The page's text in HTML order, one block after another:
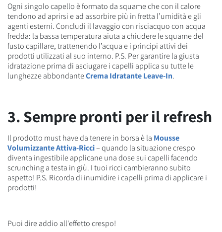
Ogni singolo capello è formato da squame che con il calore
tendono ad aprirsi e ad assorbire più in fretta l’umidità e gli
agenti esterni. Concludi il lavaggio con risciacquo con acqua
fredda: la bassa temperatura aiuta a chiudere le squame del
fusto capillare, trattenendo l’acqua e i principi attivi dei
prodotti utilizzati al suo interno. P.S. Per garantire la giusta
idratazione prima di asciugare i capelli applica su tutte le
lunghezze abbondanteCrema Idratante Leave-In.
3. Sempre pronti per il refresh
Il prodotto must have da tenere in borsa è la Mousse
Volumizzante Attiva-Ricci– quando la situazione crespo
diventa ingestibile applicane una dose sui capelli facendo
scrunching a testa in giù. I tuoi ricci cambieranno subito
aspetto! P.S. Ricorda di inumidire i capelli prima di applicare i
prodotti!
Puoi dire addio all'effetto crespo!